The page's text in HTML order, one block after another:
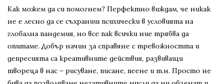
Как можем да си помогнем? Перфектно виждам, че никак
не е лесно да се съхраниш психически в условията на
глобална пандемия, но все пак всички ние трябва да
опитаме. Добър начин за справяне с тревожността и
депресията са креативните действия, развиващи
твореца в нас – рисуване, писане, пеене и т.н. Просто не